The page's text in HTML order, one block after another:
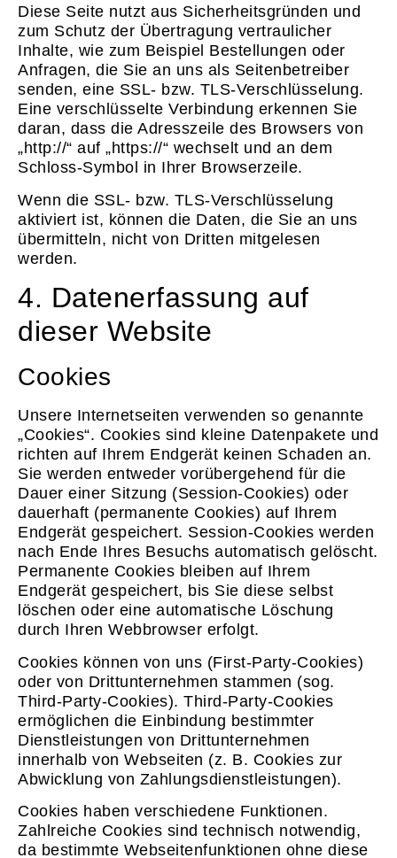
Diese Seite nutzt aus Sicherheitsgründen und
zum Schutz der Übertragung vertraulicher
Inhalte, wie zum Beispiel Bestellungen oder
Anfragen, die Sie an uns als Seitenbetreiber
senden, eine SSL- bzw. TLS-Verschlüsselung.
Eine verschlüsselte Verbindung erkennen Sie
daran, dass die Adresszeile des Browsers von
„http://“ auf „https://“ wechselt und an dem
Schloss-Symbol in Ihrer Browserzeile.
Wenn die SSL- bzw. TLS-Verschlüsselung
aktiviert ist, können die Daten, die Sie an uns
übermitteln, nicht von Dritten mitgelesen
werden.
4. Datenerfassung auf
dieser Website
Cookies
Unsere Internetseiten verwenden so genannte
„Cookies“. Cookies sind kleine Datenpakete und
richten auf Ihrem Endgerät keinen Schaden an.
Sie werden entweder vorübergehend für die
Dauer einer Sitzung (Session-Cookies) oder
dauerhaft (permanente Cookies) auf Ihrem
Endgerät gespeichert. Session-Cookies werden
nach Ende Ihres Besuchs automatisch gelöscht.
Permanente Cookies bleiben auf Ihrem
Endgerät gespeichert, bis Sie diese selbst
löschen oder eine automatische Löschung
durch Ihren Webbrowser erfolgt.
Cookies können von uns (First-Party-Cookies)
oder von Drittunternehmen stammen (sog.
Third-Party-Cookies). Third-Party-Cookies
ermöglichen die Einbindung bestimmter
Dienstleistungen von Drittunternehmen
innerhalb von Webseiten (z. B. Cookies zur
Abwicklung von Zahlungsdienstleistungen).
Cookies haben verschiedene Funktionen.
Zahlreiche Cookies sind technisch notwendig,
da bestimmte Webseitenfunktionen ohne diese